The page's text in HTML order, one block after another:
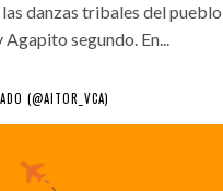
danzas tribales del
segundo. En...
(@AITOR_VCA)